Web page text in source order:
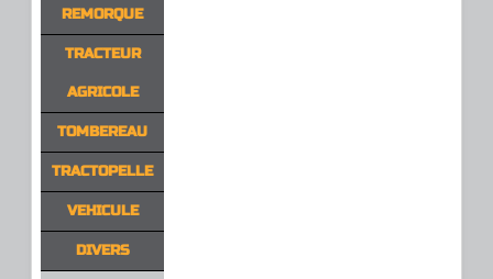
REMORQUE
TRACTEUR
AGRICOLE
TOMBEREAU
TRACTOPELLE
VEHICULE
DIVERS